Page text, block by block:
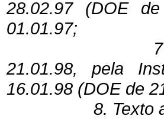
28.02.97 (DOE
01.01.97;
21.01.98, pela
16.01.98 (DOE de
8. Texto